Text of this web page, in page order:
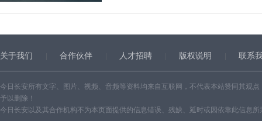
关于我们 合作伙伴 人才招聘 版权说明 联系
今日长安所有文字、图片、视频、音频等资料均来自互联网，不代表本站赞同其观
予以删除！
今日长安以及其合作机构不为本页面提供的信息错误、残缺、延时或因依靠此信息